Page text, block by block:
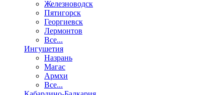
Железноводск
Пятигорск
Георгиевск
Лермонтов
Все...
Ингушетия
Назрань
Магас
Армхи
Все...